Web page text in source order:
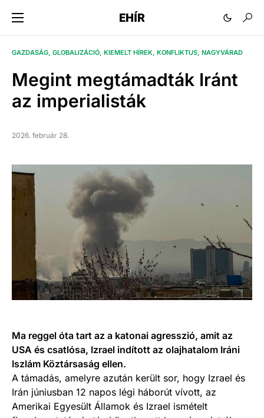
EHÍR
GAZDASÁG GLOBALIZÁCIÓ KIEMELT HÍREK KONFLIKTUS NAGYVÁRAD
Megint megtámadták Iránt
az imperialisták
2026. február 28.
Ma reggel óta tart az a katonai agresszió, amit az
USA és csatlósa, Izrael indított az olajhatalom Iráni
Iszlám Köztársaság ellen.
A támadás, amelyre azután került sor, hogy Izrael és
Irán júniusban 12 napos légi háborút vívott, az
Amerikai Egyesült Államok és Izrael ismételt